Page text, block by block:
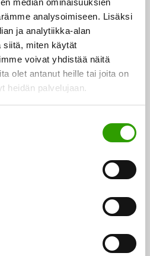
median ominaisuuksien
analysoimiseen. Lisäksi
ja analytiikka-alan
siitä, miten käytät
voivat yhdistää näitä
olet antanut heille tai joita on
heidän palvelujaan.
polttaa lämpöenergiaksi
käyttöön.
valmistetaan
EKOenergialla. Kupilka-